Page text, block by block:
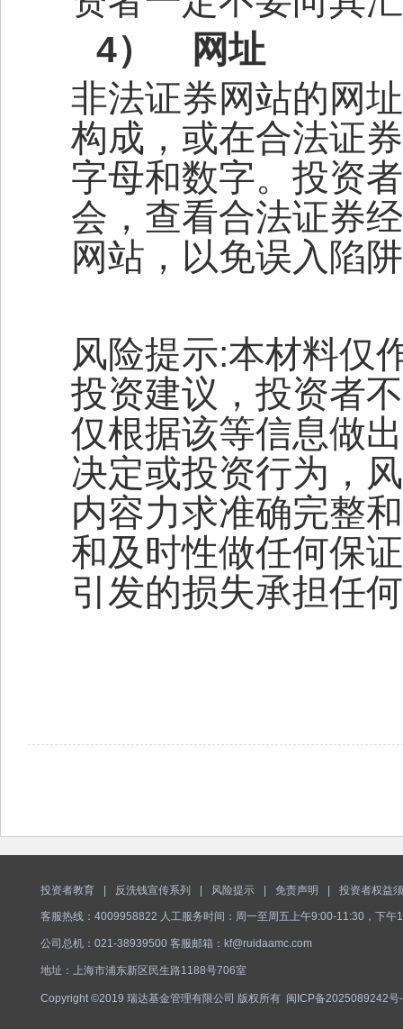
4）
网址
非法证券网站的网
构成，或在合法证
字母和数字。投资
会，查看合法证券
网站，以免误入陷
风险提示:本材料仅
投资建议，投资者
仅根据该等信息做
决定或投资行为，
内容力求准确完整
和及时性做任何保
引发的损失承担任
投资者教育 反洗钱宣传系列 风险提示 免责声明 投资者权益
客服热线：4009958822 人工服务时间：周一至周五上午9:00-11:30，下午
公司总机：021-38939500 客服邮箱：kf@ruidaamc.com
地址：上海市浦东新区民生路1188号706室
Copyright ©2019 瑞达基金管理有限公司 版权所有 闽ICP备2025089242号